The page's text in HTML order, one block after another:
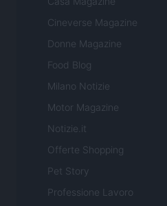
Cineverse Magazine
Donne Magazine
Food Blog
Milano Notizie
Motor Magazine
Notizie.it
Offerte Shopping
Pet Story
Professione Lavoro